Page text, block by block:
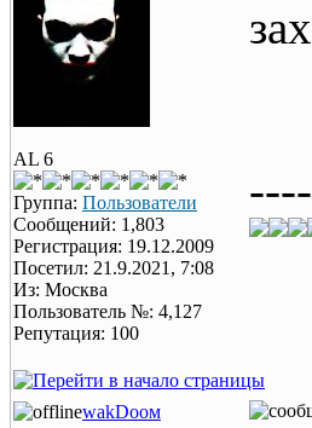
AL 6
Группа: Пользователи
Сообщений: 1,803
Регистрация: 19.12.2009
Посетил: 21.9.2021, 7:08
Из: Москва
Пользователь №: 4,127
Репутация: 100
wаkDоом